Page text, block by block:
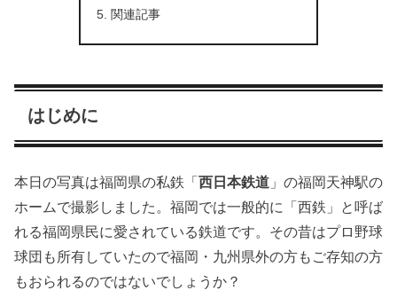
関連記事
はじめに
本日の写真は福岡県の私鉄「 西日本鉄道 」の福岡天神駅の
ホームで撮影しました。福岡では一般的に「西鉄」と呼ば
れる福岡県民に愛されている鉄道です。その昔はプロ野球
球団も所有していたので福岡・九州県外の方もご存知の方
もおられるのではないでしょうか？